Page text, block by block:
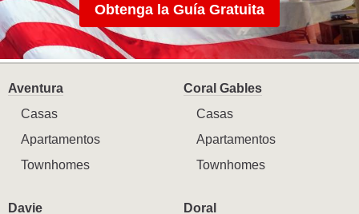
Obtenga la Guía Gratuita
Aventura
Casas
Apartamentos
Townhomes
Coral Gables
Casas
Apartamentos
Townhomes
Davie
Doral